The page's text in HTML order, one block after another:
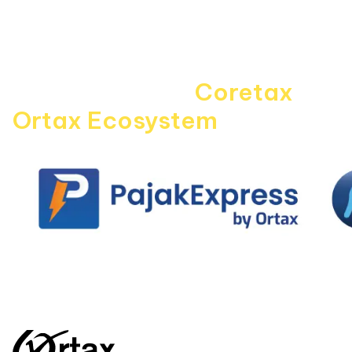
Coretax
Ortax Ecosystem